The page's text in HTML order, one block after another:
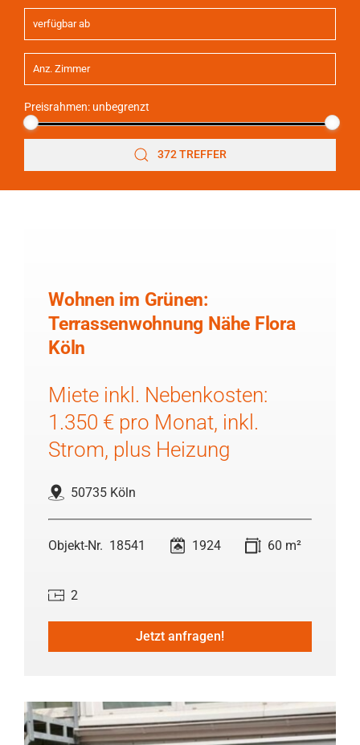
Preisrahmen: unbegrenzt
372 TREFFER
Wohnen im Grünen:
Terrassenwohnung Nähe Flora
Köln
Miete inkl. Nebenkosten:
1.350 € pro Monat, inkl.
Strom, plus Heizung
50735 Köln
18541 1924 60 m²
2
Jetzt anfragen!